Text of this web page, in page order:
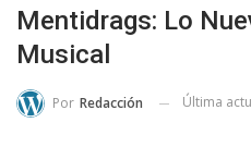
Mentidrags: Lo
Musical
Por Redacción Última